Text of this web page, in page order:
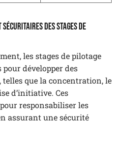
sécuritaires des stages de
les stages de pilotage
développer des
telles que la concentration, le
d’initiative. Ces
responsabiliser les
assurant une sécurité